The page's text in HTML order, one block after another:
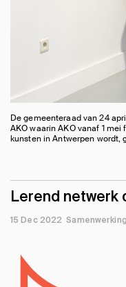
De gemeenteraad van 24
AKO waarin AKO vanaf 1
kunsten in Antwerpen wordt,
Lerend netwerk
15 Dec 2022 Samenwerking